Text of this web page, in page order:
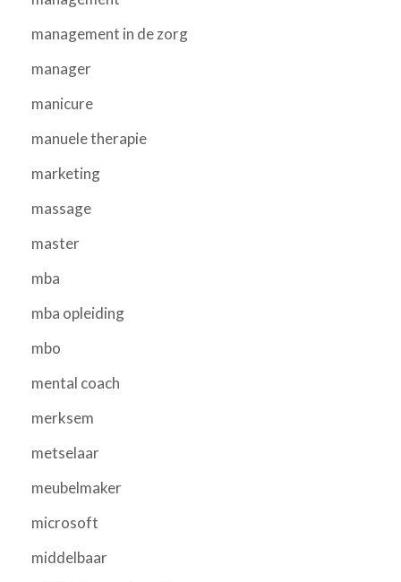
management in de zorg
manager
manicure
manuele therapie
marketing
massage
master
mba
mba opleiding
mbo
mental coach
merksem
metselaar
meubelmaker
microsoft
middelbaar